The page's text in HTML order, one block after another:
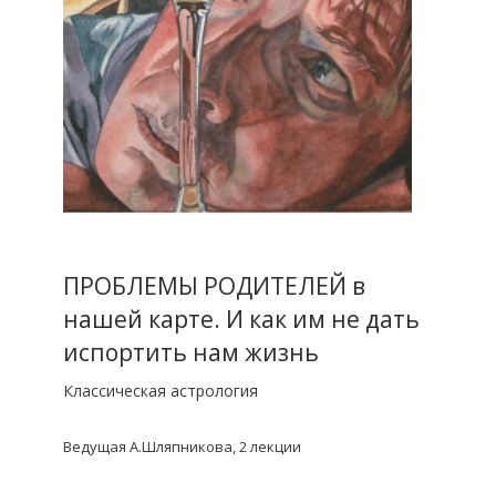
ПРОБЛЕМЫ РОДИТЕЛЕЙ в
нашей карте. И как им не дать
испортить нам жизнь
Классическая астрология
Ведущая А.Шляпникова, 2 лекции